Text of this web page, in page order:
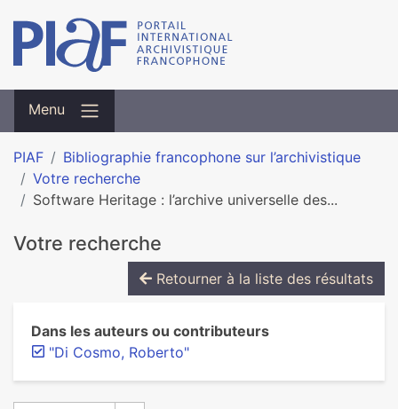
Menu
PIAF
Bibliographie francophone sur l’archivistique
Votre recherche
Software Heritage : l’archive universelle des...
Votre recherche
Retourner à la liste des résultats
Dans les auteurs ou contributeurs
"Di Cosmo, Roberto"